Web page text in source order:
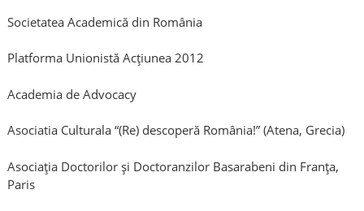
Societatea Academică din România
Platforma Unionistă Acţiunea 2012
Academia de Advocacy
Asociatia Culturala “(Re) descoperă România!” (Atena, Grecia)
Asociaţia Doctorilor şi Doctoranzilor Basarabeni din Franţa,
Paris